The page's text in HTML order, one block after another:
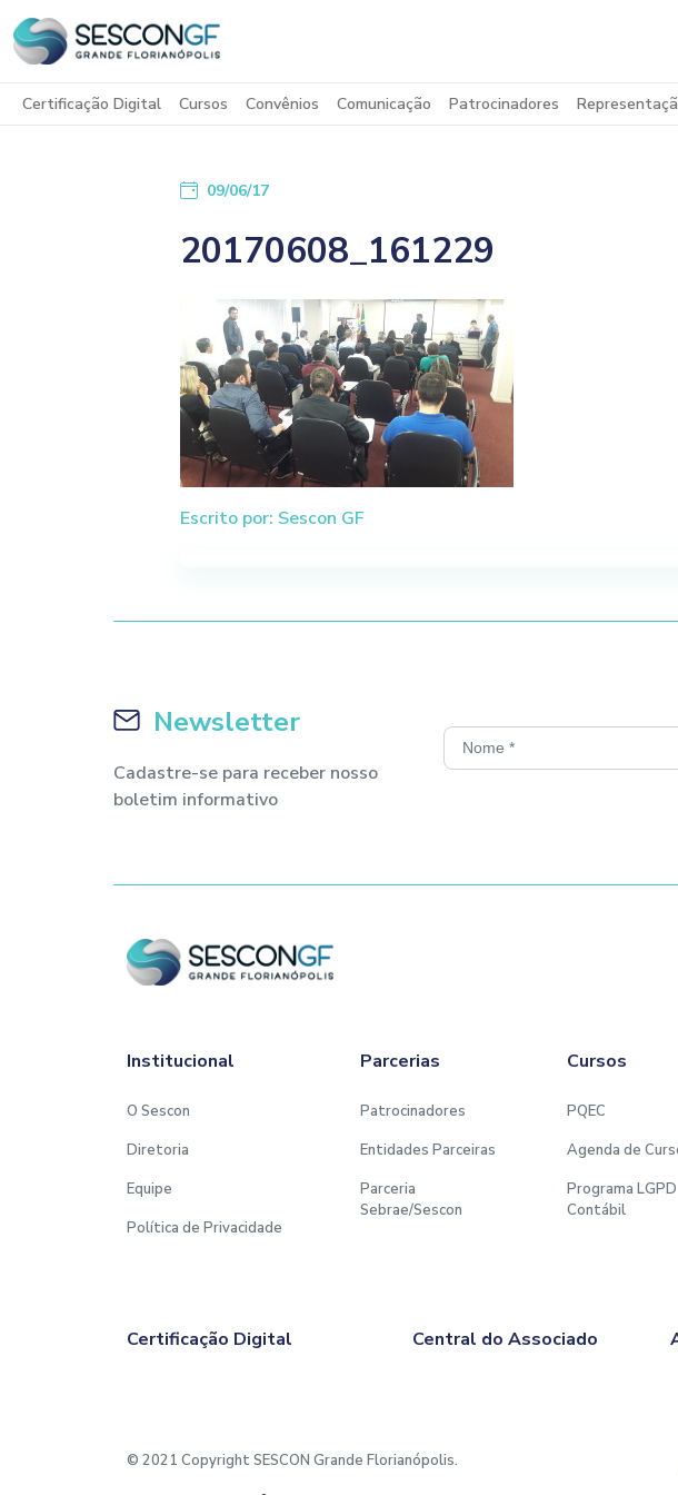
Certificação Digital Cursos Convênios Comunicação Patrocinadores
09/06/17
20170608_161229
Escrito por: Sescon GF
Newsletter
Cadastre-se para receber nosso
boletim informativo
Institucional
O Sescon
Diretoria
Equipe
Política de Privacidade
Parcerias
Patrocinadores
Entidades Parceiras
Parceria
Sebrae/Sescon
Cursos
PQEC
Agenda de
Programa LGPD
Contábil
Certificação Digital Central do Associado
© 2021 Copyright SESCON Grande Florianópolis.